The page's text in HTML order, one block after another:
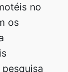
no
os